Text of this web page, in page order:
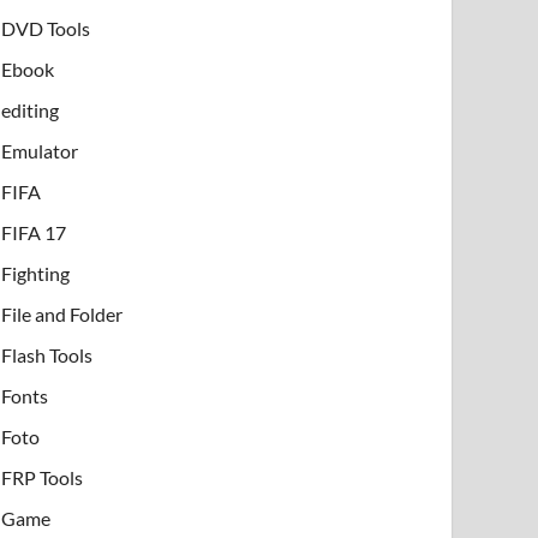
DVD Tools
Ebook
editing
Emulator
FIFA
FIFA 17
Fighting
File and Folder
Flash Tools
Fonts
Foto
FRP Tools
Game